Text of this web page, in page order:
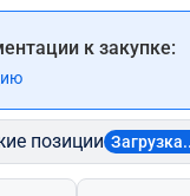
к закупке:
позиции